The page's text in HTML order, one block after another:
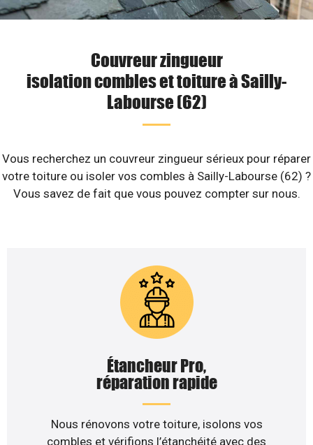
Couvreur zingueur
isolation combles et toiture à Sailly-
Labourse (62)
Vous recherchez un couvreur zingueur sérieux pour réparer
votre toiture ou isoler vos combles à Sailly-Labourse (62) ?
Vous savez de fait que vous pouvez compter sur nous.
Étancheur Pro,
réparation rapide
Nous rénovons votre toiture, isolons vos
combles et vérifions l’étanchéité avec des